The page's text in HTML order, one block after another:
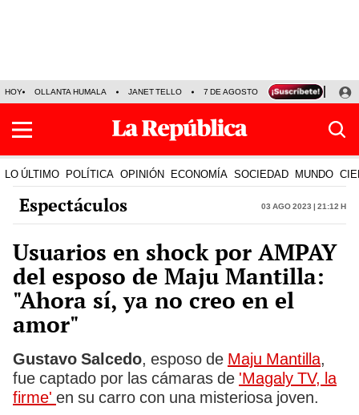
HOY OLLANTA HUMALA JANET TELLO 7 DE AGOSTO TINKA RESULTADOS
LO ÚLTIMO POLÍTICA OPINIÓN ECONOMÍA SOCIEDAD MUNDO
Espectáculos 03 Ago 2023 | 21:12 h
Usuarios en shock por AMPAY
del esposo de Maju Mantilla:
"Ahora sí, ya no creo en el
amor"
Gustavo Salcedo, esposo de Maju Mantilla,
fue captado por las cámaras de 'Magaly TV, la
firme' en su carro con una misteriosa joven.